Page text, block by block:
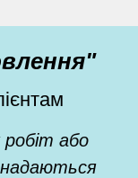
робіт або
надаються